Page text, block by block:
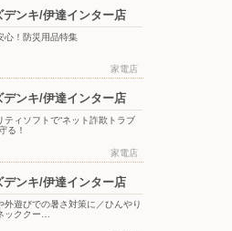
ッシュ）ヘルシー・糖質と塩
デンキ/伊達インター店
心！防災用品特集
家電店
デンキ/伊達インター店
ティソフトで“ネット詐欺トラブ
る！
家電店
デンキ/伊達インター店
外遊びでの暑さ対策に／ひんやり
ッククー…